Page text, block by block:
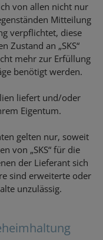
von allen nicht nur
Mitteilung
verpflichtet, diese
Zustand an „SKS“
mehr zur Erfüllung
benötigt werden.
liefert und/oder
Eigentum.
gelten nur, soweit
von „SKS“ für die
der Lieferant sich
sind erweiterte oder
unzulässig.